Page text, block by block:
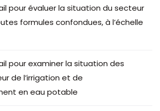
pour évaluer la situation du secteur
formules confondues, à l’échelle
pour examiner la situation des
de l’irrigation et de
en eau potable